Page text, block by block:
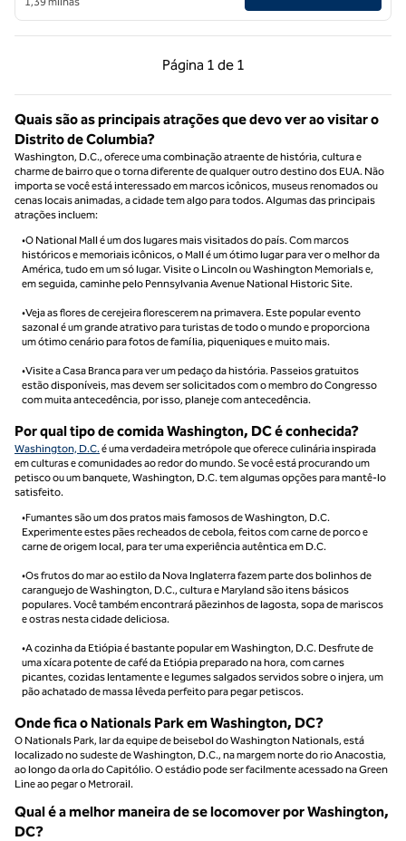
Página 1 de 1
Página anterior, 1 de 1
Página 1 de 1
Quais são as principais atrações que devo ver ao visitar o
Distrito de Columbia?
Washington, D.C., oferece uma combinação atraente de história, cultura e
charme de bairro que o torna diferente de qualquer outro destino dos EUA. Não
importa se você está interessado em marcos icônicos, museus renomados ou
cenas locais animadas, a cidade tem algo para todos. Algumas das principais
atrações incluem:
•O National Mall é um dos lugares mais visitados do país. Com marcos
históricos e memoriais icônicos, o Mall é um ótimo lugar para ver o melhor da
América, tudo em um só lugar. Visite o Lincoln ou Washington Memorials e,
em seguida, caminhe pelo Pennsylvania Avenue National Historic Site.
•Veja as flores de cerejeira florescerem na primavera. Este popular evento
sazonal é um grande atrativo para turistas de todo o mundo e proporciona
um ótimo cenário para fotos de família, piqueniques e muito mais.
•Visite a Casa Branca para ver um pedaço da história. Passeios gratuitos
estão disponíveis, mas devem ser solicitados com o membro do Congresso
com muita antecedência, por isso, planeje com antecedência.
Por qual tipo de comida Washington, DC é conhecida?
Washington, D.C. é uma verdadeira metrópole que oferece culinária inspirada
em culturas e comunidades ao redor do mundo. Se você está procurando um
petisco ou um banquete, Washington, D.C. tem algumas opções para mantê-lo
satisfeito.
•Fumantes são um dos pratos mais famosos de Washington, D.C.
Experimente estes pães recheados de cebola, feitos com carne de porco e
carne de origem local, para ter uma experiência autêntica em D.C.
•Os frutos do mar ao estilo da Nova Inglaterra fazem parte dos bolinhos de
caranguejo de Washington, D.C., cultura e Maryland são itens básicos
populares. Você também encontrará pãezinhos de lagosta, sopa de mariscos
e ostras nesta cidade deliciosa.
•A cozinha da Etiópia é bastante popular em Washington, D.C. Desfrute de
uma xícara potente de café da Etiópia preparado na hora, com carnes
picantes, cozidas lentamente e legumes salgados servidos sobre o injera, um
pão achatado de massa lêveda perfeito para pegar petiscos.
Onde fica o Nationals Park em Washington, DC?
O Nationals Park, lar da equipe de beisebol do Washington Nationals, está
localizado no sudeste de Washington, D.C., na margem norte do rio Anacostia,
ao longo da orla do Capitólio. O estádio pode ser facilmente acessado na Green
Line ao pegar o Metrorail.
Qual é a melhor maneira de se locomover por Washington,
DC?